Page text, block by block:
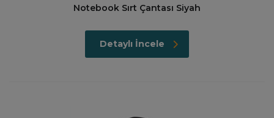
Notebook Sırt Çantası Siyah
Detaylı İncele